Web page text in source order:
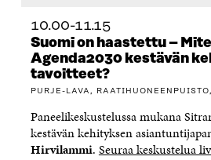
10.00-11.15
Suomi on haastettu –
Agenda2030 kestävän
tavoitteet?
PURJE-LAVA,
Paneelikeskustelussa mukana
kestävän kehityksen
Hirvilammi. Seuraa keskustelua